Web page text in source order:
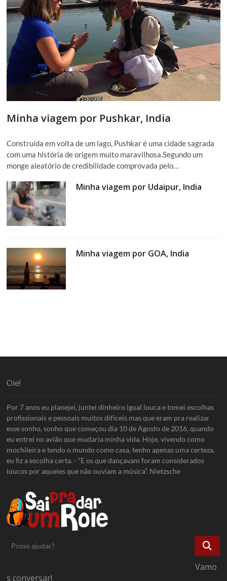
Minha viagem por Pushkar, India
Construída em volta de um lago, Pushkar é uma cidade sagrada
com uma história de origem muito maravilhosa.Segundo um
monge aleatório de credibilidade comprovada pelo…
Minha viagem por Udaipur, India
Minha viagem por GOA, India
Oie!
Por 7 anos eu planejei, juntei dinheiro igual louca e tomei escolhas
profissionais e pessoais muitos difíceis mas que eram pra realizar
esse sonho, sonho que começou dia 10 de Agosto de 2016, quando
eu entrei no avião que mudaria minha vida. Hoje, vivendo como
mochileira e tendo o mundo como casa, tenho apenas uma certeza,
eu fiz a escolha certa. - “E os que dançavam foram considerados
loucos por aqueles que não ouviam a música”. Nietzsche
Posso
ajudar?
Vamo
s conversar!